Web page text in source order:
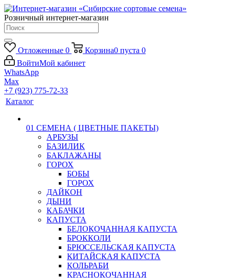
Розничный интернет-магазин
Отложенные 0 Корзина0 пуста 0
ВойтиМой кабинет
WhatsApp
Max
+7 (923) 775-72-33
Каталог
01 СЕМЕНА ( ЦВЕТНЫЕ ПАКЕТЫ)
АРБУЗЫ
БАЗИЛИК
БАКЛАЖАНЫ
ГОРОХ
БОБЫ
ГОРОХ
ДАЙКОН
ДЫНИ
КАБАЧКИ
КАПУСТА
БЕЛОКОЧАННАЯ КАПУСТА
БРОККОЛИ
БРЮССЕЛЬСКАЯ КАПУСТА
КИТАЙСКАЯ КАПУСТА
КОЛЬРАБИ
КРАСНОКОЧАННАЯ